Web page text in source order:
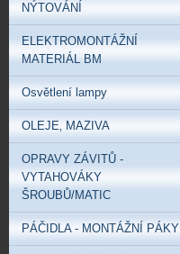
NÝTOVÁNÍ
ELEKTROMONTÁŽNÍ
MATERIÁL BM
Osvětlení lampy
OLEJE‚ MAZIVA
OPRAVY ZÁVITŮ -
VYTAHOVÁKY
ŠROUBŮ/MATIC
PÁČIDLA - MONTÁŽNÍ PÁKY